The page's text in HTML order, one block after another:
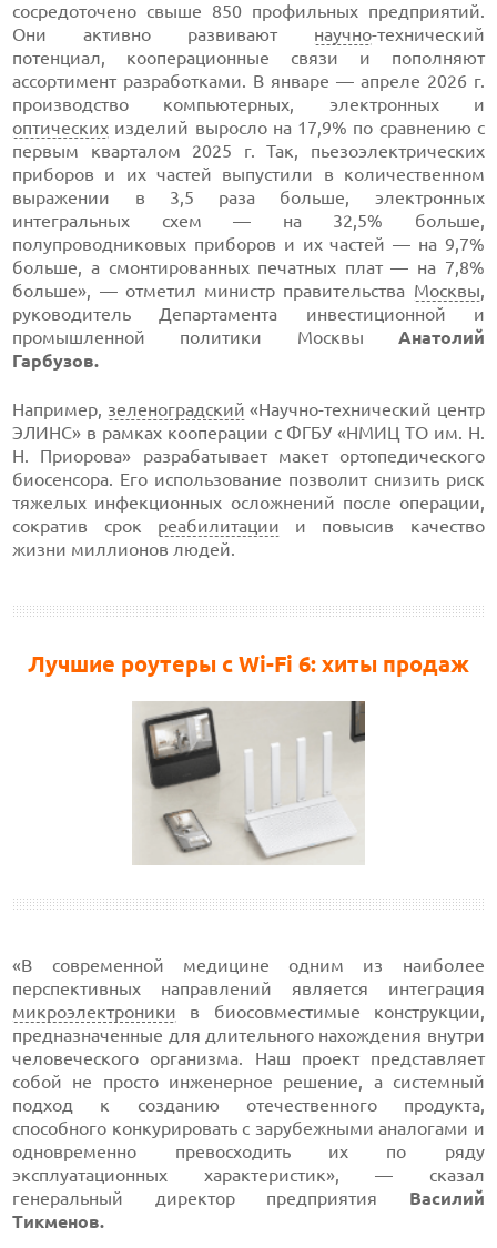
сосредоточено свыше 850 профильных предприятий.
Они активно развивают научно-технический
потенциал, кооперационные связи и пополняют
ассортимент разработками. В январе — апреле 2026 г.
производство компьютерных, электронных и
оптических изделий выросло на 17,9% по сравнению с
первым кварталом 2025 г. Так, пьезоэлектрических
приборов и их частей выпустили в количественном
выражении в 3,5 раза больше, электронных
интегральных схем — на 32,5% больше,
полупроводниковых приборов и их частей — на 9,7%
больше, а смонтированных печатных плат — на 7,8%
больше», — отметил министр правительства Москвы,
руководитель Департамента инвестиционной и
промышленной политики Москвы Анатолий
Гарбузов.
Например, зеленоградский «Научно-технический центр
ЭЛИНС» в рамках кооперации с ФГБУ «НМИЦ ТО им. Н.
Н. Приорова» разрабатывает макет ортопедического
биосенсора. Его использование позволит снизить риск
тяжелых инфекционных осложнений после операции,
сократив срок реабилитации и повысив качество
жизни миллионов людей.
Лучшие роутеры с Wi-Fi 6: хиты продаж
«В современной медицине одним из наиболее
перспективных направлений является интеграция
микроэлектроники в биосовместимые конструкции,
предназначенные для длительного нахождения внутри
человеческого организма. Наш проект представляет
собой не просто инженерное решение, а системный
подход к созданию отечественного продукта,
способного конкурировать с зарубежными аналогами и
одновременно превосходить их по ряду
эксплуатационных характеристик», — сказал
генеральный директор предприятия Василий
Тикменов.